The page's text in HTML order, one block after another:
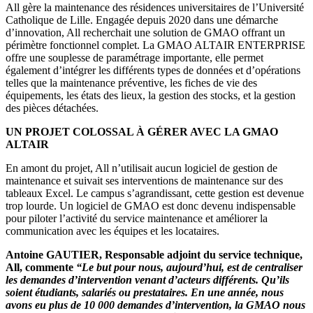
All gère la maintenance des résidences universitaires de l’Université
Catholique de Lille. Engagée depuis 2020 dans une démarche
d’innovation, All recherchait une solution de GMAO offrant un
périmètre fonctionnel complet. La GMAO ALTAIR ENTERPRISE
offre une souplesse de paramétrage importante, elle permet
également d’intégrer les différents types de données et d’opérations
telles que la maintenance préventive, les fiches de vie des
équipements, les états des lieux, la gestion des stocks, et la gestion
des pièces détachées.
UN PROJET COLOSSAL À GÉRER AVEC LA GMAO
ALTAIR
En amont du projet, All n’utilisait aucun logiciel de gestion de
maintenance et suivait ses interventions de maintenance sur des
tableaux Excel. Le campus s’agrandissant, cette gestion est devenue
trop lourde. Un logiciel de GMAO est donc devenu indispensable
pour piloter l’activité du service maintenance et améliorer la
communication avec les équipes et les locataires.
Antoine GAUTIER, Responsable adjoint du service technique,
All, commente “Le but pour nous, aujourd’hui, est de centraliser
les demandes d’intervention venant d’acteurs différents. Qu’ils
soient étudiants, salariés ou prestataires. En une année, nous
avons eu plus de 10 000 demandes d’intervention, la GMAO nous